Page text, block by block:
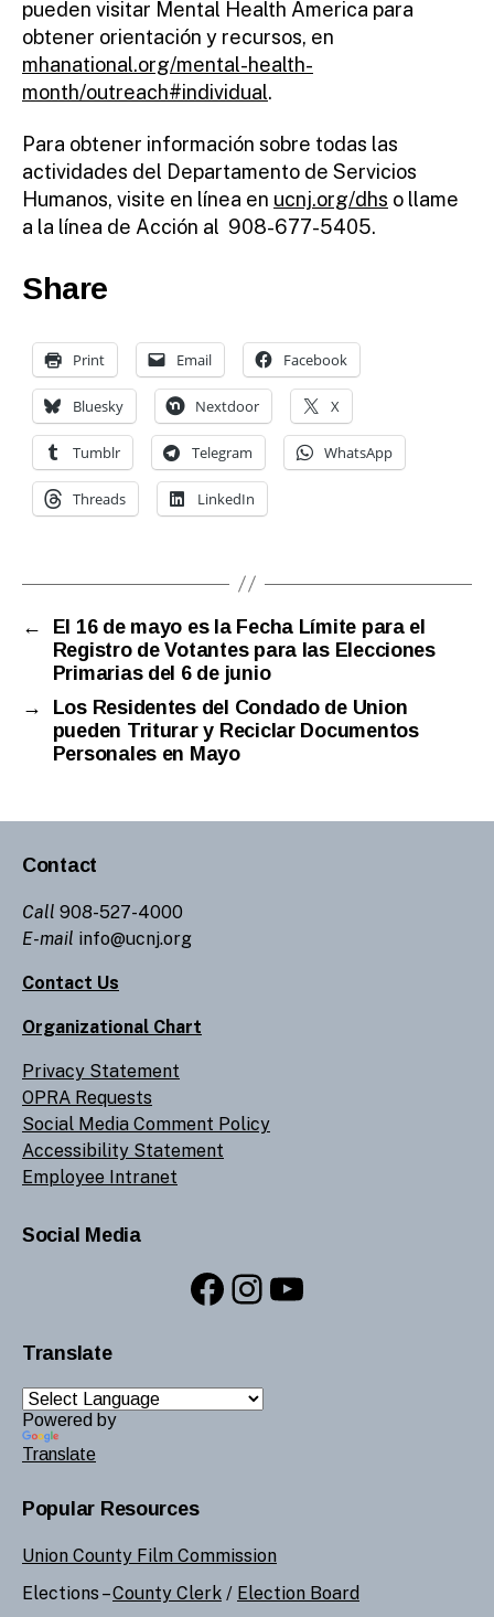
pueden visitar Mental Health America para
obtener orientación y recursos, en
mhanational.org/mental-health-
month/outreach#individual.
Para obtener información sobre todas las
actividades del Departamento de Servicios
Humanos, visite en línea en ucnj.org/dhs o llame
a la línea de Acción al 908-677-5405.
Share
Print Email Facebook
Bluesky Nextdoor X
Tumblr Telegram WhatsApp
Threads LinkedIn
←
El 16 de mayo es la Fecha Límite para el
Registro de Votantes para las Elecciones
Primarias del 6 de junio
→
Los Residentes del Condado de Union
pueden Triturar y Reciclar Documentos
Personales en Mayo
Contact
Call 908-527-4000
E-mail info@ucnj.org
Contact Us
Organizational Chart
Privacy Statement
OPRA Requests
Social Media Comment Policy
Accessibility Statement
Employee Intranet
Social Media
Facebook
Instagram
YouTube
Translate
Powered by
Translate
Popular Resources
Union County Film Commission
Elections –County Clerk / Election Board